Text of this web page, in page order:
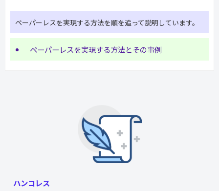
ペーパーレスを実現する方法を順を追って説明しています。
ペーパーレスを実現する方法とその事例
ハンコレス